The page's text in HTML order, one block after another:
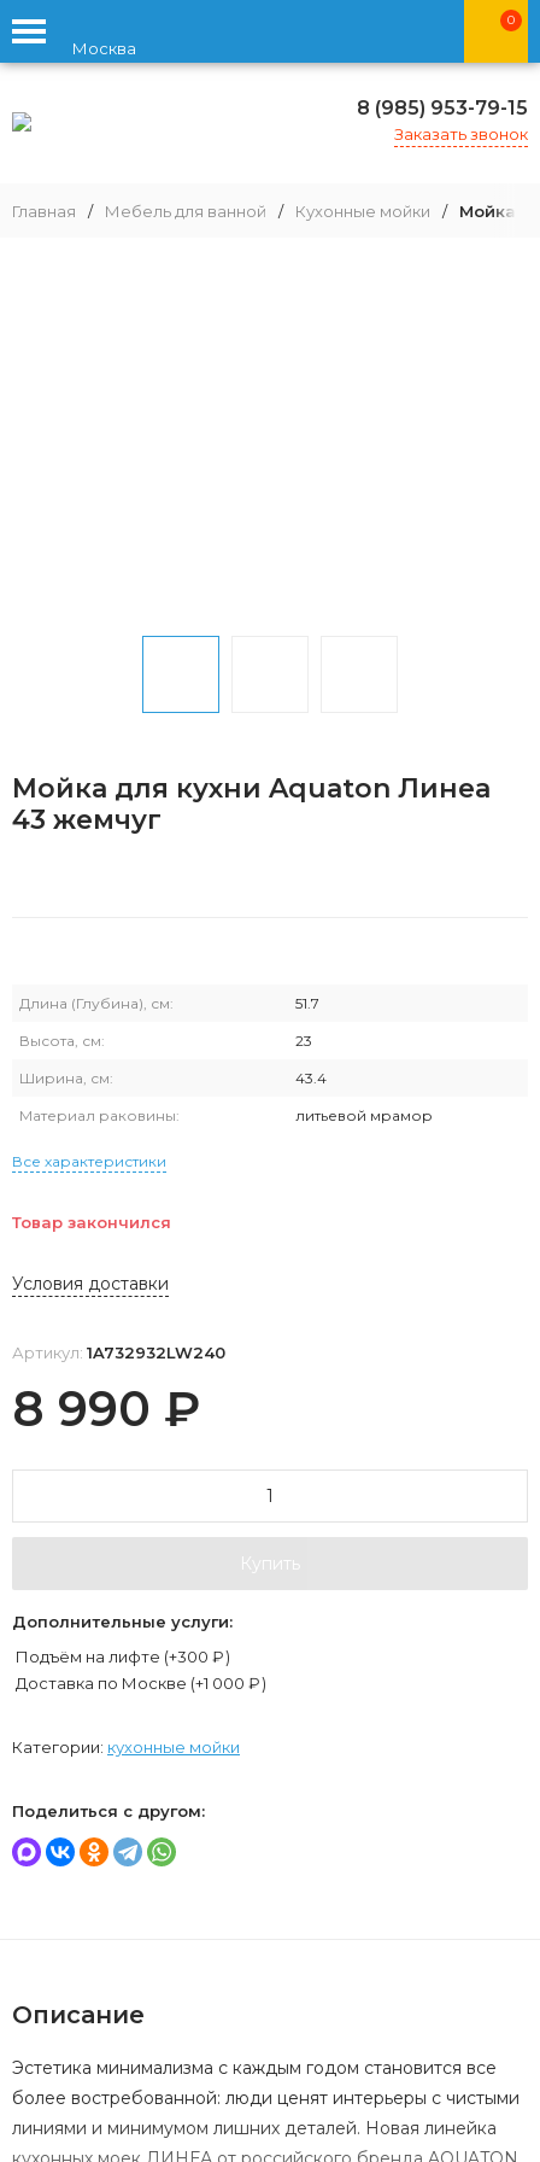
Москва
0
8 (985) 953-79-15
Заказать звонок
Главная / Мебель для ванной / Кухонные мойки / Мойка
Мойка для кухни Aquaton Линеа
43 жемчуг
Длина (Глубина), см: 51.7
Высота, см: 23
Ширина, см: 43.4
Материал раковины: литьевой мрамор
Все характеристики
Товар закончился
Условия доставки
Артикул: 1A732932LW240
8 990 ₽
Купить
Дополнительные услуги:
Подъём на лифте (+300 ₽)
Доставка по Москве (+1 000 ₽)
Категории: кухонные мойки
Поделиться с другом:
Описание
Эстетика минимализма с каждым годом становится все
более востребованной: люди ценят интерьеры с чистыми
линиями и минимумом лишних деталей. Новая линейка